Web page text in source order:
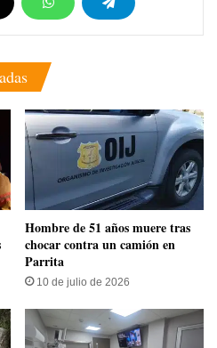
Hombre de 51 años muere tras
chocar contra un camión en
Parrita
10 de julio de 2026